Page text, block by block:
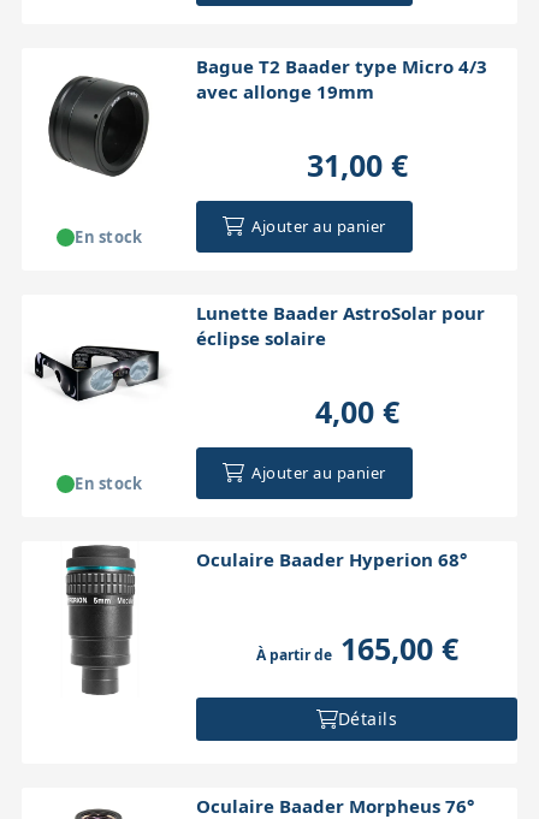
Bague T2 Baader type Micro 4/3
avec allonge 19mm
31,00 €
Ajouter au panier
En stock
Lunette Baader AstroSolar pour
éclipse solaire
4,00 €
Ajouter au panier
En stock
Oculaire Baader Hyperion 68°
À partir de165,00 €
Détails
Oculaire Baader Morpheus 76°